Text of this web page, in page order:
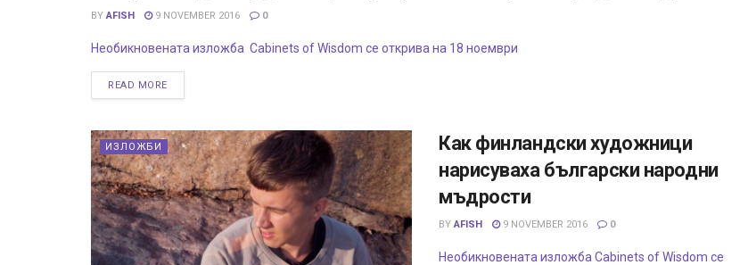
BY AFISH 9 NOVEMBER 2016 0
Необикновената изложба Cabinets of Wisdom се открива на 18 ноември
READ MORE
ИЗЛОЖБИ
Как финландски художници
нарисуваха български народни
мъдрости
BY AFISH 9 NOVEMBER 2016 0
Необикновената изложба Cabinets of Wisdom се